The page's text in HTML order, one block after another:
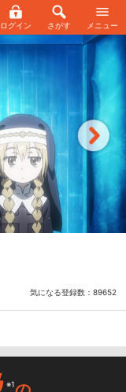
ログイン さがす メニュー
気になる登録数： 89652
※1